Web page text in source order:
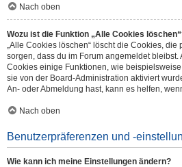
Nach oben
Wozu ist die Funktion „Alle Cookies
„Alle Cookies löschen“ löscht die Cookies,
sorgen, dass du im Forum angemeldet bleibst.
Cookies einige Funktionen, wie beispielsweise
sie von der Board-Administration aktiviert
An- oder Abmeldung hast, kann es helfen,
Nach oben
Benutzerpräferenzen und -
Wie kann ich meine Einstellungen ändern?